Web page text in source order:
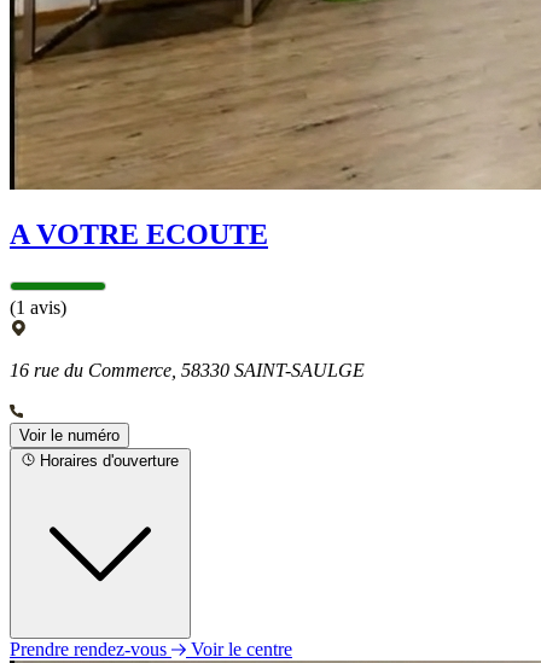
A VOTRE ECOUTE
(1 avis)
16 rue du Commerce, 58330 SAINT-SAULGE
Voir le numéro
Horaires d'ouverture
Prendre rendez-vous Voir le centre